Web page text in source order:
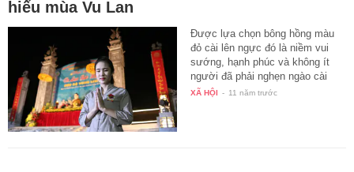
hiếu mùa Vu Lan
Được lựa chọn bông hồng màu
đỏ cài lên ngực đó là niềm vui
sướng, hạnh phúc và không ít
người đã phải nghẹn ngào cài
lên…
XÃ HỘI - 11 năm trước